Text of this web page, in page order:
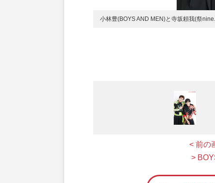
小林豊(BOYS AND MEN)と寺坂頼我(祭
< 前の
>